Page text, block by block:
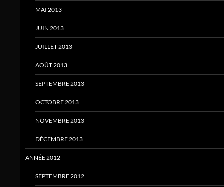
MAI 2013
JUIN 2013
JUILLET 2013
AOÛT 2013
SEPTEMBRE 2013
OCTOBRE 2013
NOVEMBRE 2013
DÉCEMBRE 2013
ANNÉE 2012
SEPTEMBRE 2012